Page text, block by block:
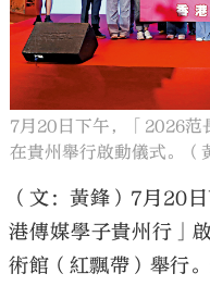
7月20日下午，「2026范
在貴州舉行啟動儀式。（
（文：黃鋒）7月20
港傳媒學子貴州行」
術館（紅飄帶）舉行